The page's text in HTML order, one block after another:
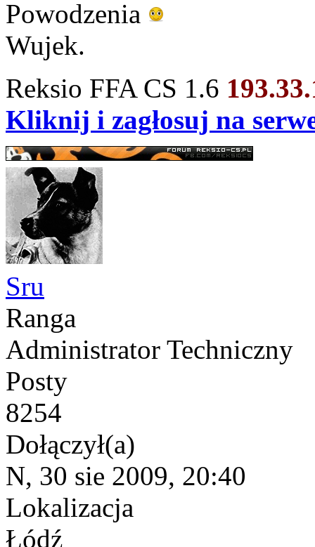
Powodzenia
Wujek.
Reksio FFA CS 1.6
Kliknij i zagłosuj na
Sru
Ranga
Administrator Techniczny
Posty
8254
Dołączył(a)
N, 30 sie 2009, 20:40
Lokalizacja
Łódź